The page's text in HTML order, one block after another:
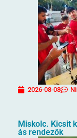
2026-08-08
Miskolc. Kicsit
ás rendezők